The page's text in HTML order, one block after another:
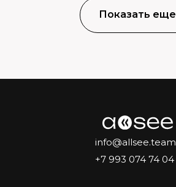
Показать еще
+7 993 074 74 04
info@allsee.team